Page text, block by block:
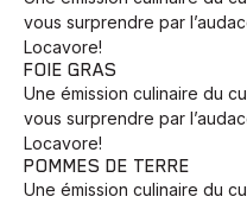
vous surprendre par
Locavore!
FOIE GRAS
Une émission culinaire du
vous surprendre par
Locavore!
POMMES DE TERRE
Une émission culinaire du